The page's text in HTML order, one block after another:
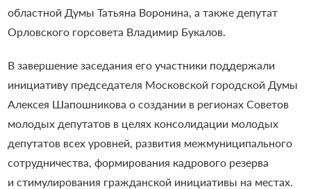
областной Думы Татьяна Воронина, а также депутат
Орловского горсовета Владимир Букалов.
В завершение заседания его участники поддержали
инициативу председателя Московской городской Думы
Алексея Шапошникова о создании в регионах Советов
молодых депутатов в целях консолидации молодых
депутатов всех уровней, развития межмуниципального
сотрудничества, формирования кадрового резерва
и стимулирования гражданской инициативы на местах.